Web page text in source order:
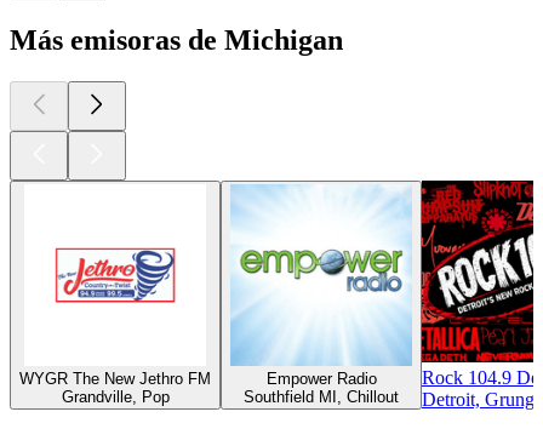
Más emisoras de Michigan
WYGR The New Jethro FM
Grandville, Pop
Empower Radio
Southfield MI, Chillout
Rock 104.9
Detroit,